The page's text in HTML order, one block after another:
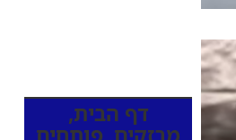
דף הבית,